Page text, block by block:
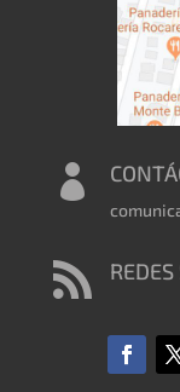

